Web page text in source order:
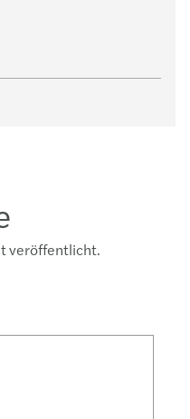
veröffentlicht.